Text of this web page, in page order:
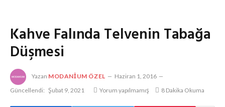
Kahve Falında Telvenin Tabağa
Düşmesi
Yazan MODANIUM ÖZEL
Haziran 1, 2016
Güncellendi: Şubat 9, 2021 Yorum yapılmamış 8 Dakika Okuma